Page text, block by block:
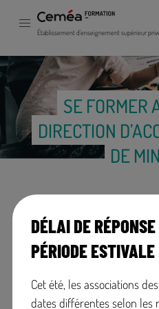
DÉLAI DE
PÉRIODE ESTIVALE
Cet été, les associations
dates différentes selon les
Établissement d'enseignement supérieur
SE FORMER
DIRECTION
DE
Formation initiale ou
Code RS: 5737